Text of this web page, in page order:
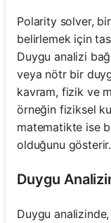
Polarity solver,
belirlemek için
Duygu analizi
veya nötr bir
kavram, fizik ve
örneğin fiziksel
matematikte ise
olduğunu gösterir.
Duygu
Duygu